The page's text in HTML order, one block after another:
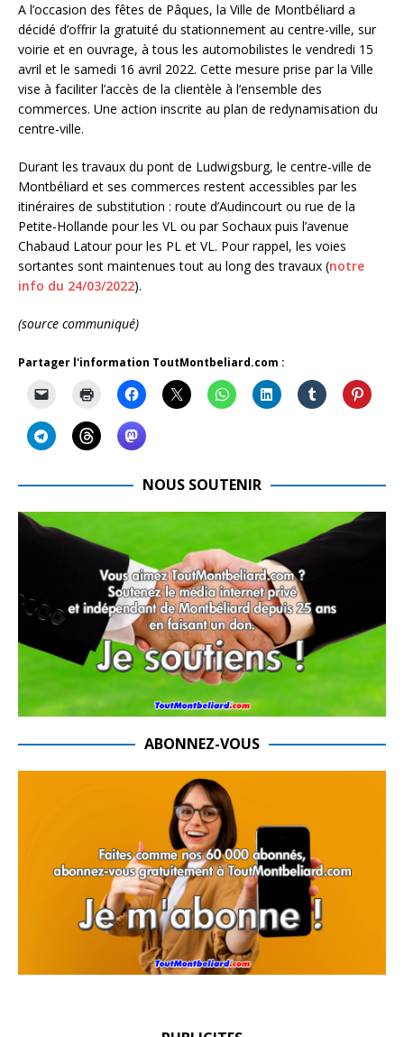
A l’occasion des fêtes de Pâques, la Ville de Montbéliard a
décidé d’offrir la gratuité du stationnement au centre-ville, sur
voirie et en ouvrage, à tous les automobilistes le vendredi 15
avril et le samedi 16 avril 2022. Cette mesure prise par la Ville
vise à faciliter l’accès de la clientèle à l’ensemble des
commerces. Une action inscrite au plan de redynamisation du
centre-ville.
Durant les travaux du pont de Ludwigsburg, le centre-ville de
Montbéliard et ses commerces restent accessibles par les
itinéraires de substitution : route d’Audincourt ou rue de la
Petite-Hollande pour les VL ou par Sochaux puis l’avenue
Chabaud Latour pour les PL et VL. Pour rappel, les voies
sortantes sont maintenues tout au long des travaux (notre
info du 24/03/2022).
(source communiqué)
Partager l'information ToutMontbeliard.com :
NOUS SOUTENIR
ABONNEZ-VOUS